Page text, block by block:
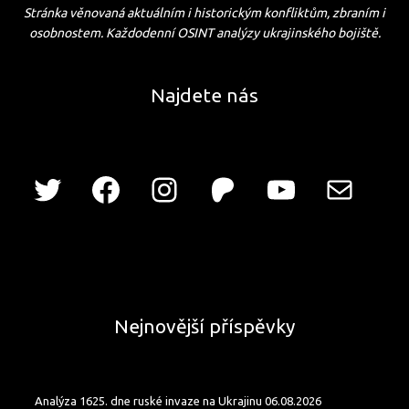
Stránka věnovaná aktuálním i historickým konfliktům, zbraním i
osobnostem. Každodenní OSINT analýzy ukrajinského bojiště.
Najdete nás
Nejnovější příspěvky
Analýza 1625. dne ruské invaze na Ukrajinu 06.08.2026